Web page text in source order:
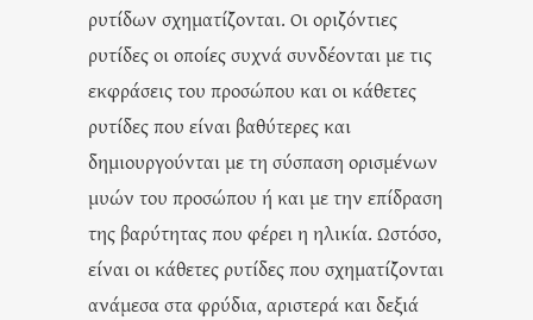
ρυτίδων σχηματίζονται. Οι οριζόντιες
ρυτίδες οι οποίες συχνά συνδέονται με τις
εκφράσεις του προσώπου και οι κάθετες
ρυτίδες που είναι βαθύτερες και
δημιουργούνται με τη σύσπαση ορισμένων
μυών του προσώπου ή και με την επίδραση
της βαρύτητας που φέρει η ηλικία. Ωστόσο,
είναι οι κάθετες ρυτίδες που σχηματίζονται
ανάμεσα στα φρύδια, αριστερά και δεξιά